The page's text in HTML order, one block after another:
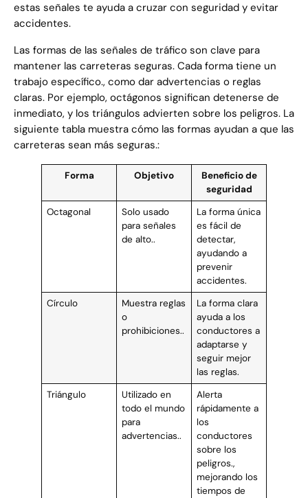
estas señales te ayuda a cruzar con seguridad y evitar
accidentes.
Las formas de las señales de tráfico son clave para
mantener las carreteras seguras. Cada forma tiene un
trabajo específico., como dar advertencias o reglas
claras. Por ejemplo, octágonos significan detenerse de
inmediato, y los triángulos advierten sobre los peligros. La
siguiente tabla muestra cómo las formas ayudan a que las
carreteras sean más seguras.:
Forma Objetivo
Beneficio de
seguridad
Octagonal
Solo usado
para señales
de alto..
La forma única
es fácil de
detectar,
ayudando a
prevenir
accidentes.
Círculo
Muestra reglas
o
prohibiciones..
La forma clara
ayuda a los
conductores a
adaptarse y
seguir mejor
las reglas.
Triángulo
Utilizado en
todo el mundo
para
advertencias..
Alerta
rápidamente a
los
conductores
sobre los
peligros.,
mejorando los
tiempos de